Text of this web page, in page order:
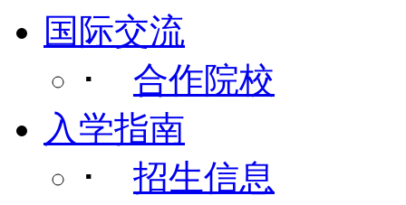
国际交流
･ 合作院校
入学指南
･ 招生信息